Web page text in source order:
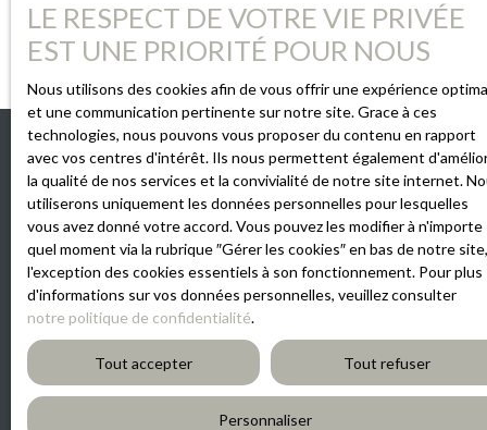
INFORMATIONS
Nos honoraires
Mentions légales
Politique de confidentialité
Gérer les cookies
Propulsé par
LE RESPECT DE VOTRE VIE PRIVÉE
EST UNE PRIORITÉ POUR NOUS
Nous utilisons des cookies afin de vous offrir une expérience
et une communication pertinente sur notre site. Grace à ces
technologies, nous pouvons vous proposer du contenu en rapport
avec vos centres d'intérêt. Ils nous permettent également
la qualité de nos services et la convivialité de notre site internet.
utiliserons uniquement les données personnelles pour lesquelles
vous avez donné votre accord. Vous pouvez les modifier à n'importe
quel moment via la rubrique ″Gérer les cookies″ en bas de notre
l'exception des cookies essentiels à son fonctionnement. Pour plus
d'informations sur vos données personnelles, veuillez consulter
notre politique de confidentialité.
Tout accepter Tout refuser
Personnaliser